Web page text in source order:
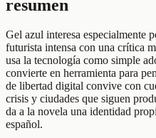
resumen
Gel azul interesa especialmente
futurista intensa con una crítica
usa la tecnología como simple
convierte en herramienta para
de libertad digital convive con
crisis y ciudades que siguen
da a la novela una identidad
español.